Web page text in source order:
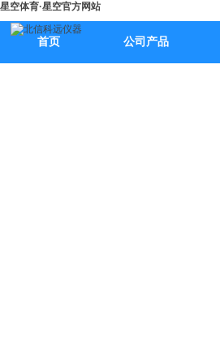
星空体育·星空官方网站
首页 公司产品